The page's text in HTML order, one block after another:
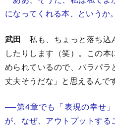
になってくれる本、というか。
武田 私も、ちょっと落ち込
したりします（笑）。この
められているので、パラパ
丈夫そうだな」と思えるんです
──第4章でも「表現の幸せ
が、なぜ、アウトプットす